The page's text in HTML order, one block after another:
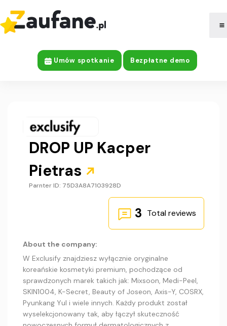
Umów spotkanie Bezpłatne demo
Company Information
DROP UP Kacper
Pietras​
Parnter ID: 75D3A8A7103928D
3 Total reviews
About the company:
W Exclusify znajdziesz wyłącznie oryginalne
koreańskie kosmetyki premium, pochodzące od
sprawdzonych marek takich jak: Mixsoon, Medi-Peel,
SKIN1004, K-Secret, Beauty of Joseon, Axis-Y, COSRX,
Pyunkang Yul i wiele innych. Każdy produkt został
wyselekcjonowany tak, aby łączył skuteczność